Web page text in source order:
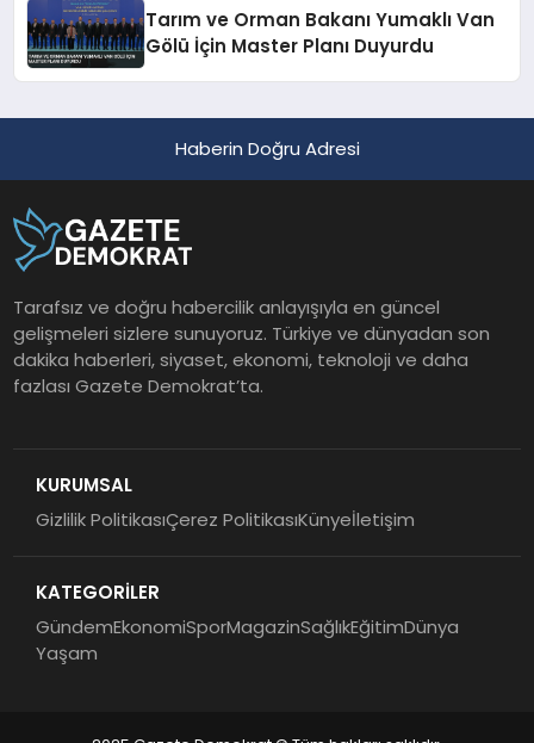
Tarım ve Orman Bakanı Yumaklı Van
Gölü İçin Master Planı Duyurdu
Haberin Doğru Adresi
Tarafsız ve doğru habercilik anlayışıyla en güncel
gelişmeleri sizlere sunuyoruz. Türkiye ve dünyadan son
dakika haberleri, siyaset, ekonomi, teknoloji ve daha
fazlası Gazete Demokrat’ta.
KURUMSAL
Gizlilik PolitikasıÇerez PolitikasıKünyeİletişim
KATEGORİLER
GündemEkonomiSporMagazinSağlıkEğitimDünya
Yaşam